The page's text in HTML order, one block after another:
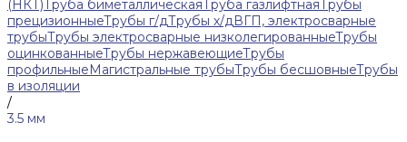
(НКТ)Труба биметаллическаяТруба газлифтнаяТрубы
прецизионныеТрубы г/дТрубы х/дВГП, электросварные
трубыТрубы электросварные низколегированныеТрубы
оцинкованныеТрубы нержавеющиеТрубы
профильныеМагистральные трубыТрубы бесшовныеТрубы
в изоляции
/
3.5 мм